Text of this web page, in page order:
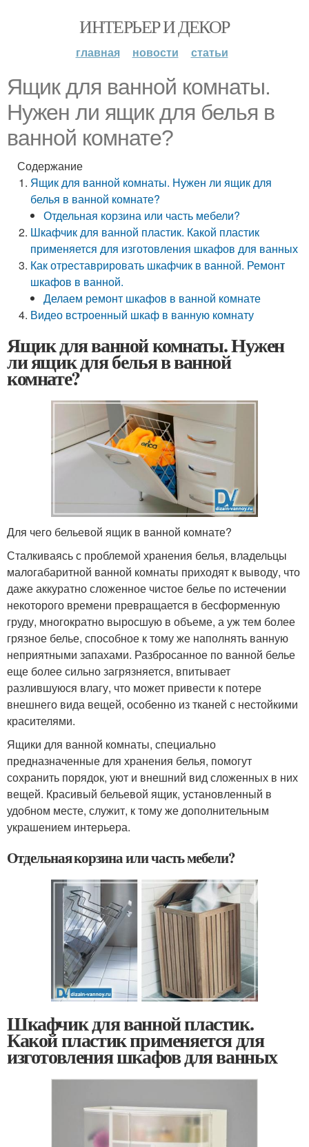
ИНТЕРЬЕР И ДЕКОР
главная новости статьи
Ящик для ванной комнаты.
Нужен ли ящик для белья в
ванной комнате?
Содержание
Ящик для ванной комнаты. Нужен ли ящик для
белья в ванной комнате?
Отдельная корзина или часть мебели?
Шкафчик для ванной пластик. Какой пластик
применяется для изготовления шкафов для ванных
Как отреставрировать шкафчик в ванной. Ремонт
шкафов в ванной.
Делаем ремонт шкафов в ванной комнате
Видео встроенный шкаф в ванную комнату
Ящик для ванной комнаты. Нужен
ли ящик для белья в ванной
комнате?
Для чего бельевой ящик в ванной комнате?
Сталкиваясь с проблемой хранения белья, владельцы
малогабаритной ванной комнаты приходят к выводу, что
даже аккуратно сложенное чистое белье по истечении
некоторого времени превращается в бесформенную
груду, многократно выросшую в объеме, а уж тем более
грязное белье, способное к тому же наполнять ванную
неприятными запахами. Разбросанное по ванной белье
еще более сильно загрязняется, впитывает
разлившуюся влагу, что может привести к потере
внешнего вида вещей, особенно из тканей с нестойкими
красителями.
Ящики для ванной комнаты, специально
предназначенные для хранения белья, помогут
сохранить порядок, уют и внешний вид сложенных в них
вещей. Красивый бельевой ящик, установленный в
удобном месте, служит, к тому же дополнительным
украшением интерьера.
Отдельная корзина или часть мебели?
Шкафчик для ванной пластик.
Какой пластик применяется для
изготовления шкафов для ванных